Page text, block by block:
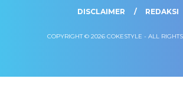
DISCLAIMER
REDAKSI
COPYRIGHT © 2026 COKESTYLE - ALL